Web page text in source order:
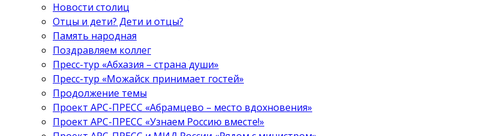
Новости столиц
Отцы и дети? Дети и отцы?
Память народная
Поздравляем коллег
Пресс-тур «Абхазия – страна души»
Пресс-тур «Можайск принимает гостей»
Продолжение темы
Проект АРС-ПРЕСС «Абрамцево – место вдохновения»
Проект АРС-ПРЕСС «Узнаем Россию вместе!»